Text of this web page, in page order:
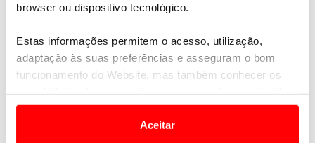
browser ou dispositivo tecnológico.
Estas informações permitem o acesso, utilização,
adaptação às suas preferências e asseguram o bom
funcionamento do Website, mas também conhecer os
e anúncios de modo a promover produtos e/ou serviços.
Aceitar
disponíveis duas motorizações – um V8 de 5 litros,
naturalmente aspirada que debita 454 cv e outra